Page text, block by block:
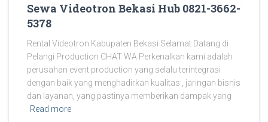
Sewa Videotron Bekasi Hub 0821-3662-
5378
Rental Videotron Kabupaten Bekasi Selamat Datang di
Pelangi Production CHAT WA Perkenalkan kami adalah
perusahan event production yang selalu terintegrasi
dengan baik yang menghadirkan kualitas , jaringan bisnis
dan layanan, yang pastinya memberikan dampak yang
Read more